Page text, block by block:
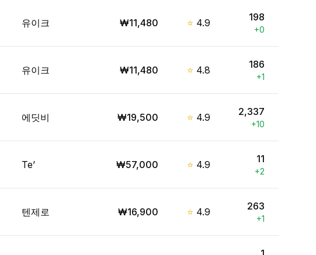
유이크 ₩11,480 ⭐ 4.9 198
+0
유이크 ₩11,480 ⭐ 4.8 186
+1
에딧비 ₩19,500 ⭐ 4.9 2,337
+10
Te’ ₩57,000 ⭐ 4.9 11
+2
텐제로 ₩16,900 ⭐ 4.9 263
+1